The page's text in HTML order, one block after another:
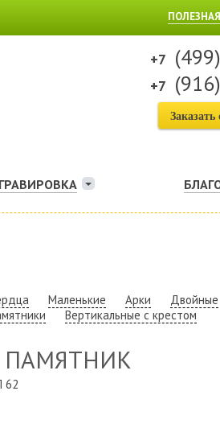
Маленькие Арки Двойные
Вертикальные с крестом
62